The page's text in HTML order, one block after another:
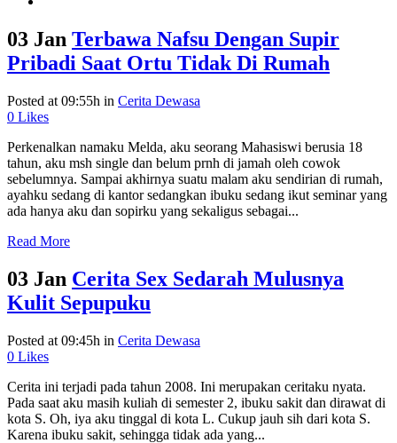
03 Jan Terbawa Nafsu Dengan Supir
Pribadi Saat Ortu Tidak Di Rumah
Posted at 09:55h in Cerita Dewasa
0 Likes
Perkenalkan namaku Melda, aku seorang Mahasiswi berusia 18
tahun, aku msh single dan belum prnh di jamah oleh cowok
sebelumnya. Sampai akhirnya suatu malam aku sendirian di rumah,
ayahku sedang di kantor sedangkan ibuku sedang ikut seminar yang
ada hanya aku dan sopirku yang sekaligus sebagai...
Read More
03 Jan Cerita Sex Sedarah Mulusnya
Kulit Sepupuku
Posted at 09:45h in Cerita Dewasa
0 Likes
Cerita ini terjadi pada tahun 2008. Ini merupakan ceritaku nyata.
Pada saat aku masih kuliah di semester 2, ibuku sakit dan dirawat di
kota S. Oh, iya aku tinggal di kota L. Cukup jauh sih dari kota S.
Karena ibuku sakit, sehingga tidak ada yang...